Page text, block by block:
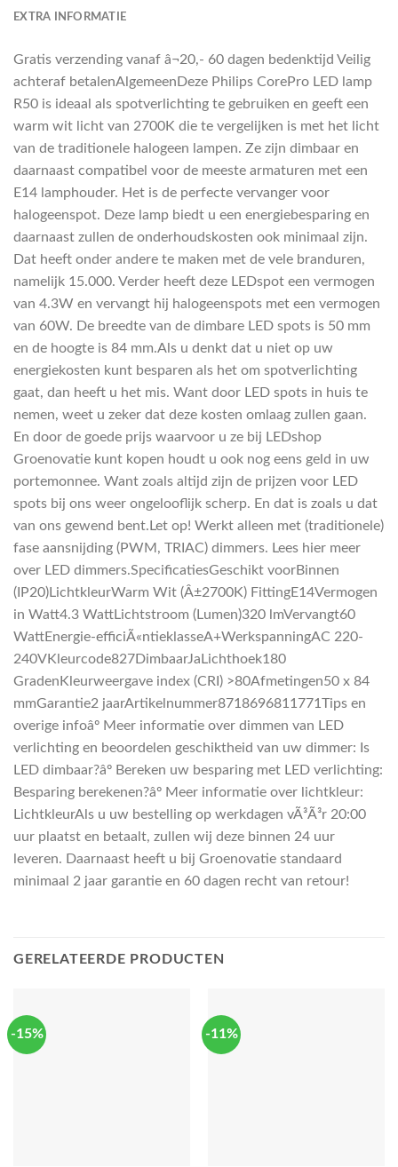
EXTRA INFORMATIE
Gratis verzending vanaf â¬20,- 60 dagen bedenktijd Veilig
achteraf betalenAlgemeenDeze Philips CorePro LED lamp
R50 is ideaal als spotverlichting te gebruiken en geeft een
warm wit licht van 2700K die te vergelijken is met het licht
van de traditionele halogeen lampen. Ze zijn dimbaar en
daarnaast compatibel voor de meeste armaturen met een
E14 lamphouder. Het is de perfecte vervanger voor
halogeenspot. Deze lamp biedt u een energiebesparing en
daarnaast zullen de onderhoudskosten ook minimaal zijn.
Dat heeft onder andere te maken met de vele branduren,
namelijk 15.000. Verder heeft deze LEDspot een vermogen
van 4.3W en vervangt hij halogeenspots met een vermogen
van 60W. De breedte van de dimbare LED spots is 50 mm
en de hoogte is 84 mm.Als u denkt dat u niet op uw
energiekosten kunt besparen als het om spotverlichting
gaat, dan heeft u het mis. Want door LED spots in huis te
nemen, weet u zeker dat deze kosten omlaag zullen gaan.
En door de goede prijs waarvoor u ze bij LEDshop
Groenovatie kunt kopen houdt u ook nog eens geld in uw
portemonnee. Want zoals altijd zijn de prijzen voor LED
spots bij ons weer ongelooflijk scherp. En dat is zoals u dat
van ons gewend bent.Let op! Werkt alleen met (traditionele)
fase aansnijding (PWM, TRIAC) dimmers. Lees hier meer
over LED dimmers.SpecificatiesGeschikt voorBinnen
(IP20)LichtkleurWarm Wit (Â±2700K) FittingE14Vermogen
in Watt4.3 WattLichtstroom (Lumen)320 lmVervangt60
WattEnergie-efficiÃ«ntieklasseA+WerkspanningAC 220-
240VKleurcode827DimbaarJaLichthoek180
GradenKleurweergave index (CRI) >80Afmetingen50 x 84
mmGarantie2 jaarArtikelnummer8718696811771Tips en
overige infoâº Meer informatie over dimmen van LED
verlichting en beoordelen geschiktheid van uw dimmer: Is
LED dimbaar?âº Bereken uw besparing met LED verlichting:
Besparing berekenen?âº Meer informatie over lichtkleur:
LichtkleurAls u uw bestelling op werkdagen vÃ³Ã³r 20:00
uur plaatst en betaalt, zullen wij deze binnen 24 uur
leveren. Daarnaast heeft u bij Groenovatie standaard
minimaal 2 jaar garantie en 60 dagen recht van retour!
GERELATEERDE PRODUCTEN
-15% -11%